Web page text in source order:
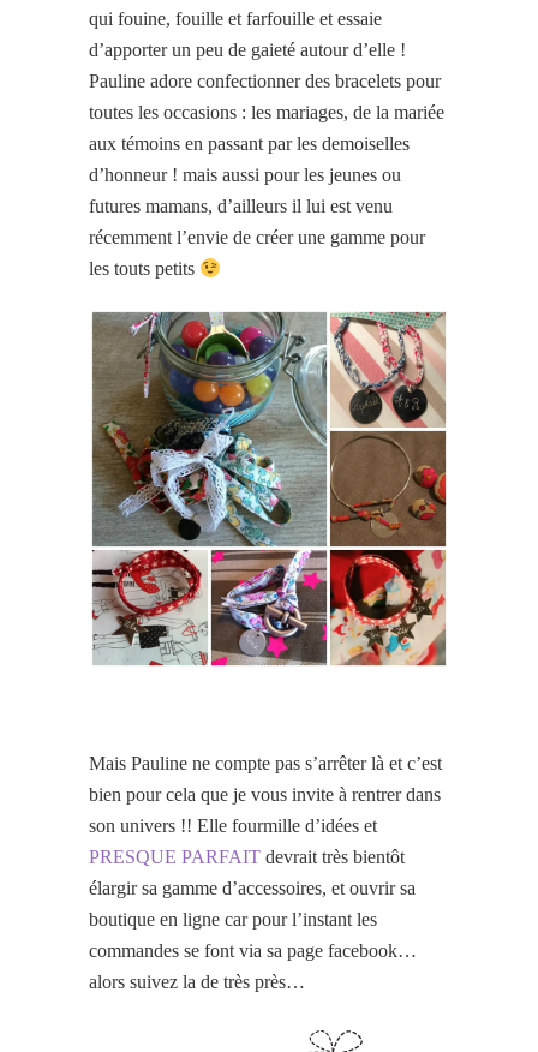
qui fouine, fouille et farfouille et essaie
d’apporter un peu de gaieté autour d’elle !
Pauline adore confectionner des bracelets pour
toutes les occasions : les mariages, de la mariée
aux témoins en passant par les demoiselles
d’honneur ! mais aussi pour les jeunes ou
futures mamans, d’ailleurs il lui est venu
récemment l’envie de créer une gamme pour
les touts petits
Mais Pauline ne compte pas s’arrêter là et c’est
bien pour cela que je vous invite à rentrer dans
son univers !! Elle fourmille d’idées et
PRESQUE PARFAIT devrait très bientôt
élargir sa gamme d’accessoires, et ouvrir sa
boutique en ligne car pour l’instant les
commandes se font via sa page facebook…
alors suivez la de très près…